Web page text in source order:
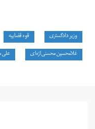
وزیر دادگستری قوه قضاییه
غلامحسین محسنی‌اژه‌ای